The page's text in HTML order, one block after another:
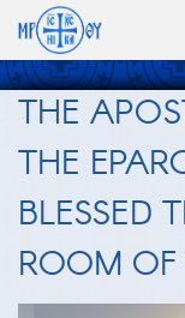
THE
THE
BLESSED
ROOM